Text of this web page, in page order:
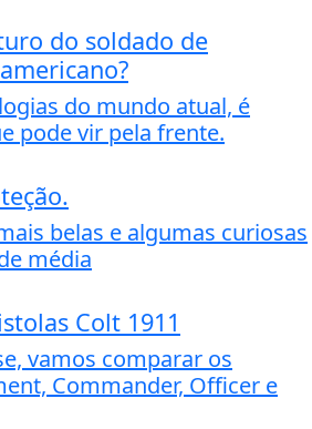
do soldado de
do mundo atual, é
pode vir pela frente.
belas e algumas curiosas
média
Colt 1911
vamos comparar os
Commander, Officer e